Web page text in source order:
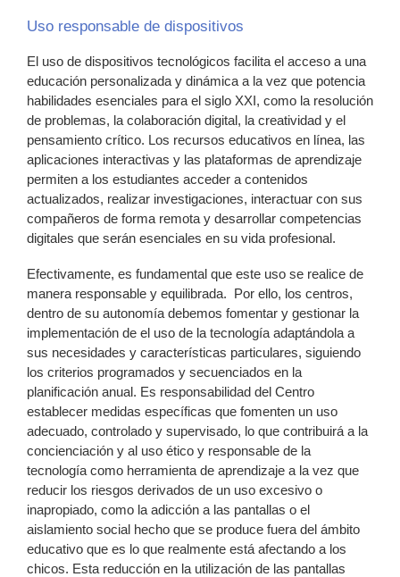
Uso responsable de dispositivos
El uso de dispositivos tecnológicos facilita el acceso a una
educación personalizada y dinámica a la vez que potencia
habilidades esenciales para el siglo XXI, como la resolución
de problemas, la colaboración digital, la creatividad y el
pensamiento crítico. Los recursos educativos en línea, las
aplicaciones interactivas y las plataformas de aprendizaje
permiten a los estudiantes acceder a contenidos
actualizados, realizar investigaciones, interactuar con sus
compañeros de forma remota y desarrollar competencias
digitales que serán esenciales en su vida profesional.
Efectivamente, es fundamental que este uso se realice de
manera responsable y equilibrada. Por ello, los centros,
dentro de su autonomía debemos fomentar y gestionar la
implementación de el uso de la tecnología adaptándola a
sus necesidades y características particulares, siguiendo
los criterios programados y secuenciados en la
planificación anual. Es responsabilidad del Centro
establecer medidas específicas que fomenten un uso
adecuado, controlado y supervisado, lo que contribuirá a la
concienciación y al uso ético y responsable de la
tecnología como herramienta de aprendizaje a la vez que
reducir los riesgos derivados de un uso excesivo o
inapropiado, como la adicción a las pantallas o el
aislamiento social hecho que se produce fuera del ámbito
educativo que es lo que realmente está afectando a los
chicos. Esta reducción en la utilización de las pantallas